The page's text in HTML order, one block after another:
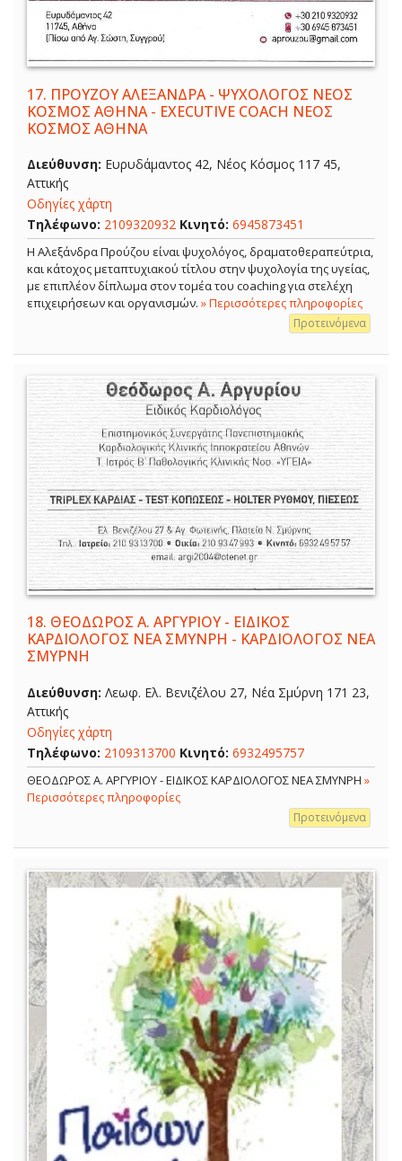
17. ΠΡΟΥΖΟΥ ΑΛΕΞΑΝΔΡΑ - ΨΥΧΟΛΟΓΟΣ ΝΕΟΣ
ΚΟΣΜΟΣ ΑΘΗΝΑ - EXECUTIVE COACH ΝΕΟΣ
ΚΟΣΜΟΣ ΑΘΗΝΑ
Διεύθυνση: Ευρυδάμαντος 42, Νέος Κόσμος 117 45,
Αττικής
Οδηγίες χάρτη
Τηλέφωνο: 2109320932 Κινητό: 6945873451
Η Αλεξάνδρα Προύζου είναι ψυχολόγος, δραματοθεραπεύτρια,
και κάτοχος μεταπτυχιακού τίτλου στην ψυχολογία της υγείας,
με επιπλέον δίπλωμα στον τομέα του coaching για στελέχη
επιχειρήσεων και οργανισμών. » Περισσότερες πληροφορίες
Προτεινόμενα
18. ΘΕΟΔΩΡΟΣ Α. ΑΡΓΥΡΙΟΥ - ΕΙΔΙΚΟΣ
ΚΑΡΔΙΟΛΟΓΟΣ ΝΕΑ ΣΜΥΝΡΗ - ΚΑΡΔΙΟΛΟΓΟΣ ΝΕΑ
ΣΜΥΡΝΗ
Διεύθυνση: Λεωφ. Ελ. Βενιζέλου 27, Νέα Σμύρνη 171 23,
Αττικής
Οδηγίες χάρτη
Τηλέφωνο: 2109313700 Κινητό: 6932495757
ΘΕΟΔΩΡΟΣ Α. ΑΡΓΥΡΙΟΥ - ΕΙΔΙΚΟΣ ΚΑΡΔΙΟΛΟΓΟΣ ΝΕΑ ΣΜΥΝΡΗ »
Περισσότερες πληροφορίες
Προτεινόμενα